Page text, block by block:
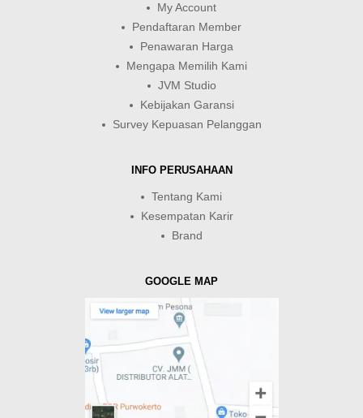
My Account
Pendaftaran Member
Penawaran Harga
Mengapa Memilih Kami
JVM Studio
Kebijakan Garansi
Survey Kepuasan Pelanggan
INFO PERUSAHAAN
Tentang Kami
Kesempatan Karir
Brand
GOOGLE MAP